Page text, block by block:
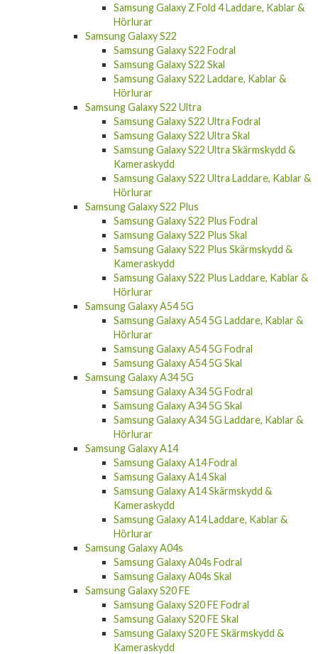
Samsung Galaxy Z Fold 4 Laddare, Kablar &
Hörlurar
Samsung Galaxy S22
Samsung Galaxy S22 Fodral
Samsung Galaxy S22 Skal
Samsung Galaxy S22 Laddare, Kablar &
Hörlurar
Samsung Galaxy S22 Ultra
Samsung Galaxy S22 Ultra Fodral
Samsung Galaxy S22 Ultra Skal
Samsung Galaxy S22 Ultra Skärmskydd &
Kameraskydd
Samsung Galaxy S22 Ultra Laddare, Kablar &
Hörlurar
Samsung Galaxy S22 Plus
Samsung Galaxy S22 Plus Fodral
Samsung Galaxy S22 Plus Skal
Samsung Galaxy S22 Plus Skärmskydd &
Kameraskydd
Samsung Galaxy S22 Plus Laddare, Kablar &
Hörlurar
Samsung Galaxy A54 5G
Samsung Galaxy A54 5G Laddare, Kablar &
Hörlurar
Samsung Galaxy A54 5G Fodral
Samsung Galaxy A54 5G Skal
Samsung Galaxy A34 5G
Samsung Galaxy A34 5G Fodral
Samsung Galaxy A34 5G Skal
Samsung Galaxy A34 5G Laddare, Kablar &
Hörlurar
Samsung Galaxy A14
Samsung Galaxy A14 Fodral
Samsung Galaxy A14 Skal
Samsung Galaxy A14 Skärmskydd &
Kameraskydd
Samsung Galaxy A14 Laddare, Kablar &
Hörlurar
Samsung Galaxy A04s
Samsung Galaxy A04s Fodral
Samsung Galaxy A04s Skal
Samsung Galaxy S20 FE
Samsung Galaxy S20 FE Fodral
Samsung Galaxy S20 FE Skal
Samsung Galaxy S20 FE Skärmskydd &
Kameraskydd